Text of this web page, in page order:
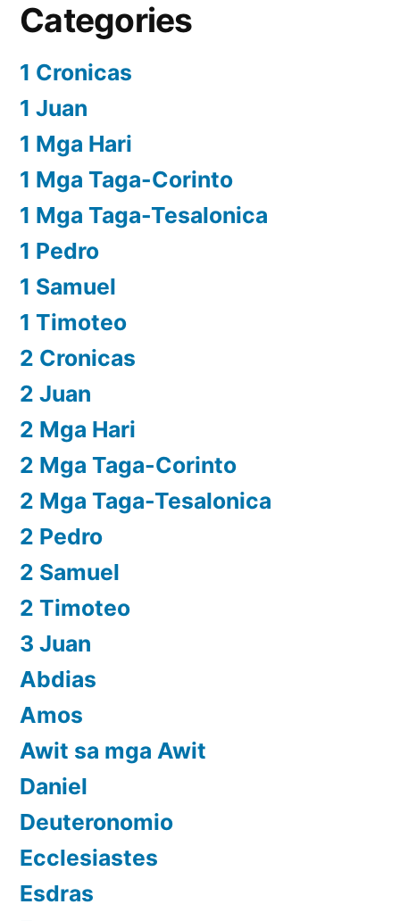
Categories
1 Cronicas
1 Juan
1 Mga Hari
1 Mga Taga-Corinto
1 Mga Taga-Tesalonica
1 Pedro
1 Samuel
1 Timoteo
2 Cronicas
2 Juan
2 Mga Hari
2 Mga Taga-Corinto
2 Mga Taga-Tesalonica
2 Pedro
2 Samuel
2 Timoteo
3 Juan
Abdias
Amos
Awit sa mga Awit
Daniel
Deuteronomio
Ecclesiastes
Esdras